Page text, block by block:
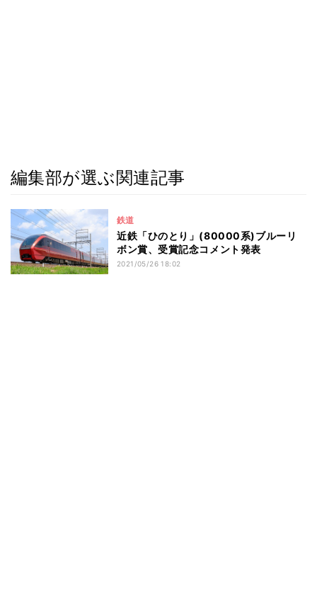
編集部が選ぶ関連記事
鉄道
近鉄「ひのとり」(80000系)ブルーリ
ボン賞、受賞記念コメント発表
2021/05/26 18:02